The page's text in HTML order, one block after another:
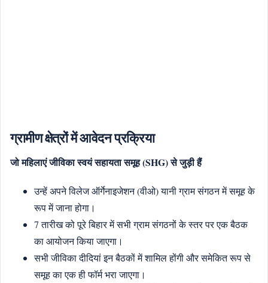
ग्रामीण क्षेत्रों में आवेदन प्रक्रिया
जो महिलाएं जीविका स्वयं सहायता समूह (SHG) से जुड़ी हैं
उन्हें अपने विलेज ऑर्गेनाइजेशन (वीओ) यानी ग्राम संगठन में समूह के
रूप में जाना होगा।
7 तारीख को पूरे बिहार में सभी ग्राम संगठनों के स्तर पर एक बैठक
का आयोजन किया जाएगा।
सभी जीविका दीदियां इन बैठकों में शामिल होंगी और समेकित रूप से
समूह का एक ही फॉर्म भरा जाएगा।